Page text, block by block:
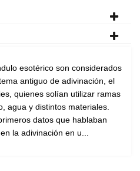
esotérico son considerados
antiguo de adivinación, el
quienes solían utilizar ramas
agua y distintos materiales.
datos que hablaban
la adivinación en u...